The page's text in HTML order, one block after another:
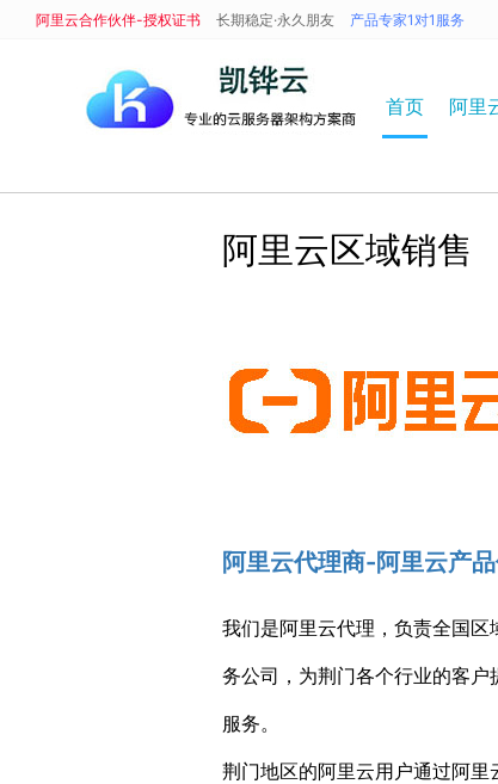
阿里云合作伙伴-授权证书 长期稳定·永久朋友 产品专家1对1服务
首页 阿里
阿里云区域销售
阿里云代理商-阿里云产
我们是阿里云代理，负责全国
务公司，为荆门各个行业的客
服务。
荆门地区的阿里云用户通过阿